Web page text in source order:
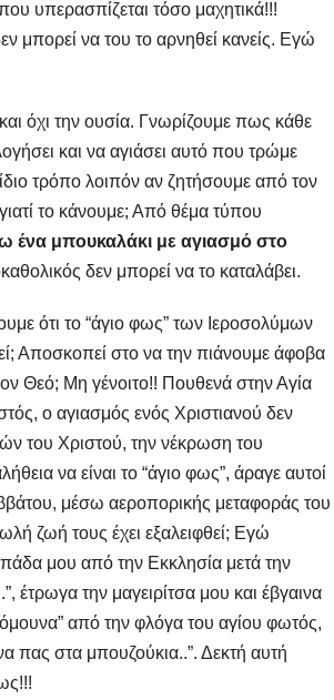
υπερασπίζεται τόσο μαχητικά!!!
μπορεί να του το αρνηθεί κανείς. Εγώ
όχι την ουσία. Γνωρίζουμε πως κάθε
και να αγιάσει αυτό που τρώμε
τρόπο λοιπόν αν ζητήσουμε από τον
το κάνουμε; Από θέμα τύπου
ένα μπουκαλάκι με αγιασμό στο
δεν μπορεί να το καταλάβει.
ότι το “άγιο φως” των Ιεροσολύμων
Αποσκοπεί στο να την πιάνουμε άφοβα
Θεό; Μη γένοιτο!! Πουθενά στην Αγία
ο αγιασμός ενός Χριστιανού δεν
του Χριστού, την νέκρωση του
να είναι το “άγιο φως”, άραγε αυτοί
μέσω αεροπορικής μεταφοράς του
ζωή τους έχει εξαλειφθεί; Εγώ
μου από την Εκκλησία μετά την
την μαγειρίτσα μου και έβγαινα
από την φλόγα του αγίου φωτός,
πας στα μπουζούκια..”. Δεκτή αυτή